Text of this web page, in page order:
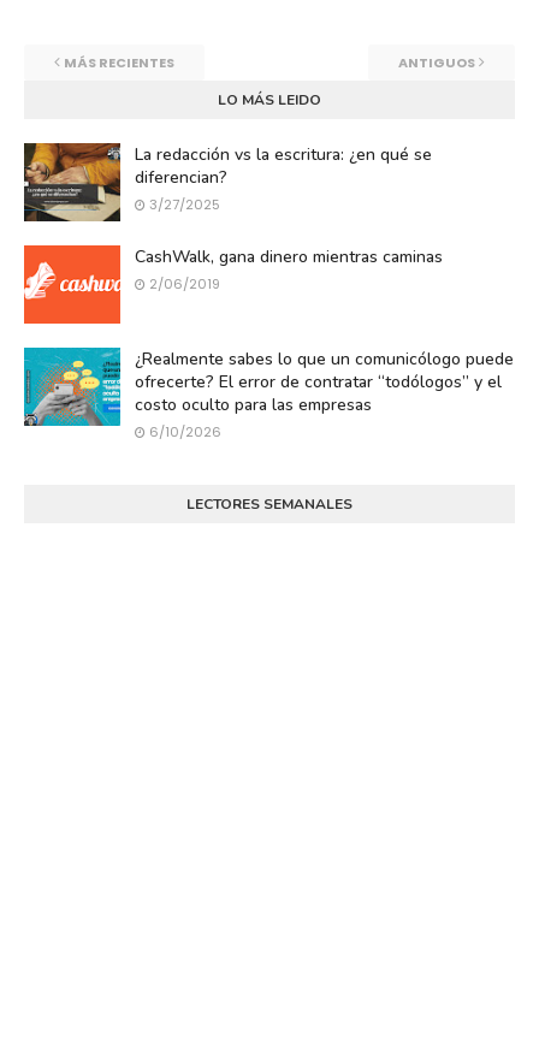
MÁS RECIENTES
ANTIGUOS
LO MÁS LEIDO
La redacción vs la escritura: ¿en qué se
diferencian?
3/27/2025
CashWalk, gana dinero mientras caminas
2/06/2019
¿Realmente sabes lo que un comunicólogo puede
ofrecerte? El error de contratar “todólogos” y el
costo oculto para las empresas
6/10/2026
LECTORES SEMANALES